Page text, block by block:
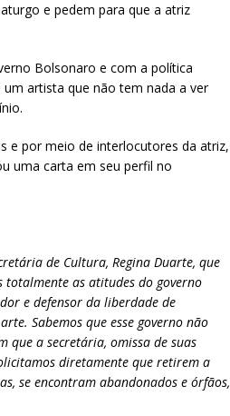
e pedem para que a atriz
Bolsonaro e com a política
artista que não tem nada a ver
e por meio de interlocutores da atriz,
uma carta em seu perfil no
de Cultura, Regina Duarte, que
totalmente as atitudes do governo
e defensor da liberdade de
Sabemos que esse governo não
que a secretária, omissa de suas
diretamente que retirem a
se encontram abandonados e órfãos,